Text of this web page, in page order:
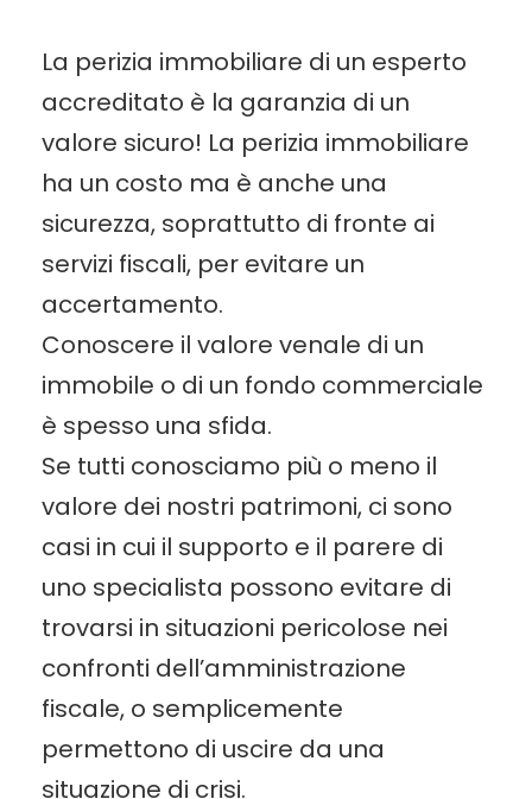
La perizia immobiliare di un esperto
accreditato è la garanzia di un
valore sicuro! La perizia immobiliare
ha un costo ma è anche una
sicurezza, soprattutto di fronte ai
servizi fiscali, per evitare un
accertamento.
Conoscere il valore venale di un
immobile o di un fondo commerciale
è spesso una sfida.
Se tutti conosciamo più o meno il
valore dei nostri patrimoni, ci sono
casi in cui il supporto e il parere di
uno specialista possono evitare di
trovarsi in situazioni pericolose nei
confronti dell’amministrazione
fiscale, o semplicemente
permettono di uscire da una
situazione di crisi.